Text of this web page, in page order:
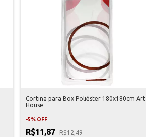
Cortina para Box Poliéster 180x180cm Art
House
-5% OFF
R$11,87 R$12,49